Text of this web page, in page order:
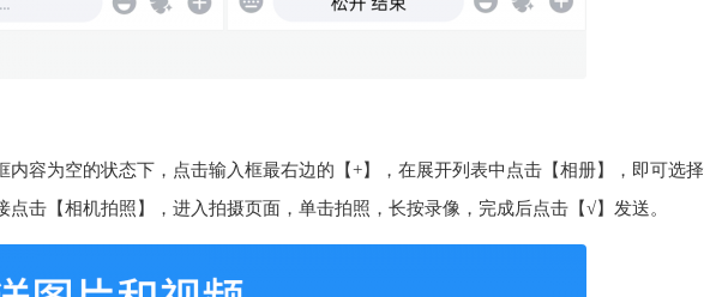
内容为空的状态下，点击输入框最右边的【+】，在展开列表中点击【相册】，即可选择
点击【相机拍照】，进入拍摄页面，单击拍照，长按录像，完成后点击【√】发送。